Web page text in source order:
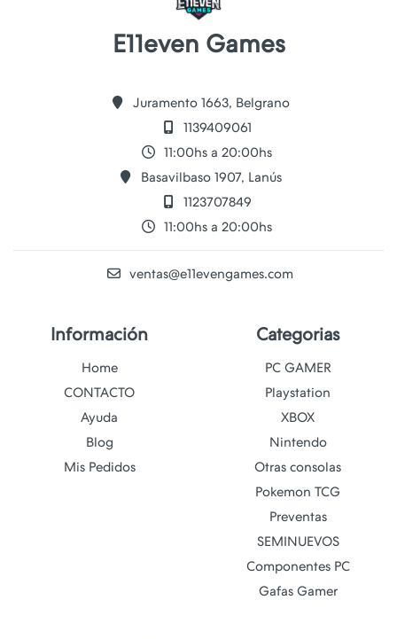
E11even Games
Juramento 1663, Belgrano
1139409061
11:00hs a 20:00hs
Basavilbaso 1907, Lanús
1123707849
11:00hs a 20:00hs
ventas@e11evengames.com
Información
Home
CONTACTO
Ayuda
Blog
Mis Pedidos
Categorias
PC GAMER
Playstation
XBOX
Nintendo
Otras consolas
Pokemon TCG
Preventas
SEMINUEVOS
Componentes PC
Gafas Gamer